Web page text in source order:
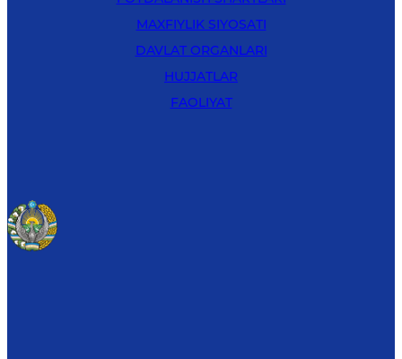
MAXFIYLIK SIYOSATI
DAVLAT ORGANLARI
HUJJATLAR
FAOLIYAT